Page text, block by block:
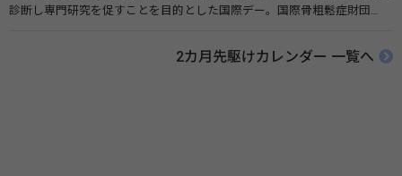
診断し専門研究を促すことを目的とした国際デー。国際骨粗鬆症財団
法人 骨粗鬆症財団 世界骨粗鬆症デー（WOD）2カ月先駆けカレンダー 一覧へ